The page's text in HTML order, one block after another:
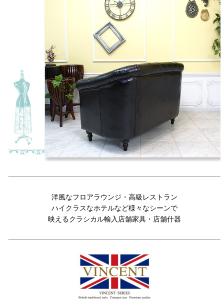
洋風なフロアラウンジ・高級レストラン
ハイクラスなホテルなど様々なシーンで
映えるクラシカル輸入店舗家具・店舗什器